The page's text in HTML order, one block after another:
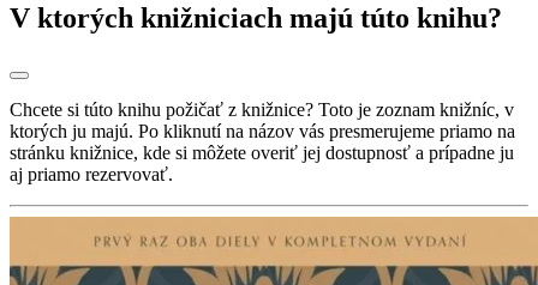
V ktorých knižniciach majú túto knihu?
Chcete si túto knihu požičať z knižnice? Toto je zoznam knižníc, v
ktorých ju majú. Po kliknutí na názov vás presmerujeme priamo na
stránku knižnice, kde si môžete overiť jej dostupnosť a prípadne ju
aj priamo rezervovať.